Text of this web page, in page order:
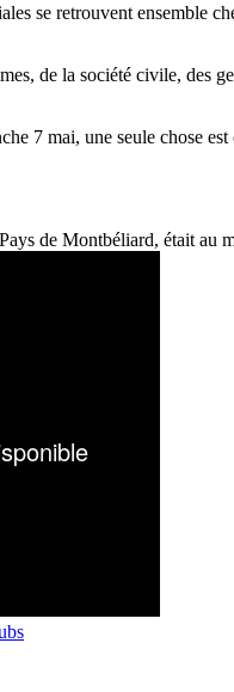
se retrouvent ensemble
de la société civile, des
7 mai, une seule chose
de Montbéliard, était